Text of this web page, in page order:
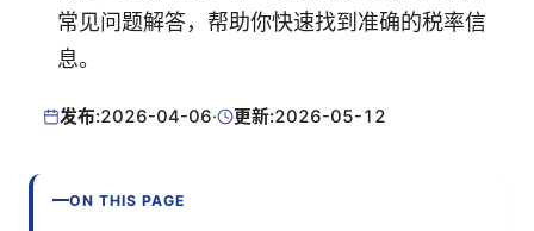
常见问题解答，帮助你快速找到准确的税率信
息。
发布:2026-04-06· 更新:2026-05-12
ON THIS PAGE